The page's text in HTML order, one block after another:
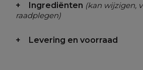
Ingrediënten (kan wijzigen,
raadplegen)
Levering en voorraad